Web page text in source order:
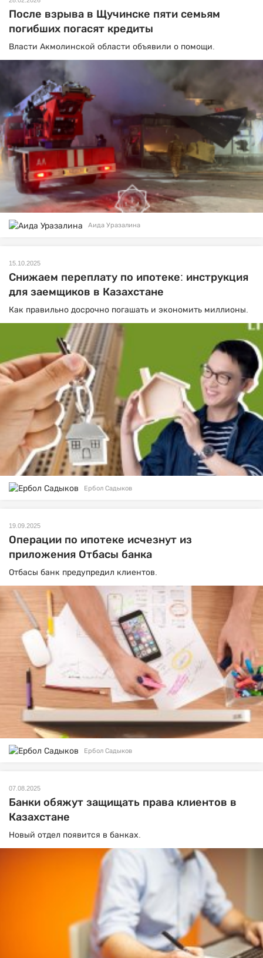
После взрыва в Щучинске пяти семьям
погибших погасят кредиты
Власти Акмолинской области объявили о помощи.
Аида Уразалина
15.10.2025
Снижаем переплату по ипотеке: инструкция
для заемщиков в Казахстане
Как правильно досрочно погашать и экономить миллионы.
Ербол Садыков
19.09.2025
Операции по ипотеке исчезнут из
приложения Отбасы банка
Отбасы банк предупредил клиентов.
Ербол Садыков
07.08.2025
Банки обяжут защищать права клиентов в
Казахстане
Новый отдел появится в банках.